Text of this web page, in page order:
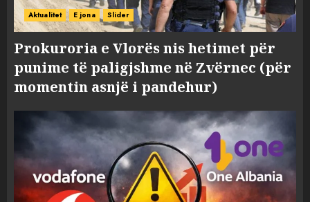
Aktualitet E jona Slider
Prokuroria e Vlorës nis hetimet për
punime të paligjshme në Zvërnec (për
momentin asnjë i pandehur)